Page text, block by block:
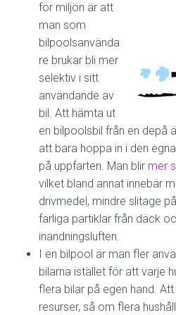
för miljön är att
man som
bilpoolsanvända
re brukar bli mer
selektiv i sitt
användande av
bil. Att hämta ut
en bilpoolsbil från en depå
att bara hoppa in i den
på uppfarten. Man blir mer
vilket bland annat innebär
drivmedel, mindre slitage
farliga partiklar från däck
inandningsluften.
I en bilpool är man fler
bilarna istället för att varje
flera bilar på egen hand.
resurser, så om flera